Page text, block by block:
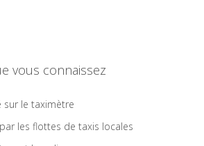
vous connaissez
sur le taximètre
les flottes de taxis locales